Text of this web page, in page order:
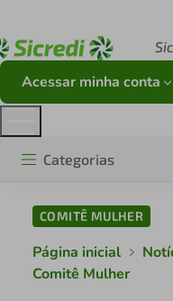
Acessar minha conta
Categorias
COMITÊ MULHER
Página inicial
Comitê Mulher